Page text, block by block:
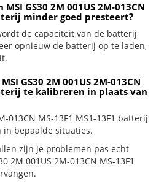
GS30 2M 001US 2M-013CN
minder goed presteert?
de capaciteit van de batterij
opnieuw de batterij op te laden,
GS30 2M 001US 2M-013CN
te kalibreren in plaats van
013CN MS-13F1 MS1-13F1 batterij
bepaalde situaties.
zijn je problemen pas echt
2M 001US 2M-013CN MS-13F1